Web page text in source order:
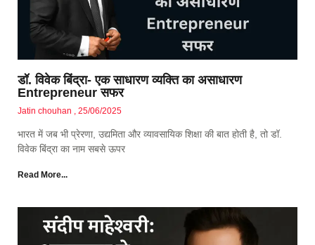
डॉ. विवेक बिंद्रा- एक साधारण व्यक्ति का असाधारण
Entrepreneur सफर
Jatin chouhan 25/06/2025
भारत में जब भी प्रेरणा, उद्यमिता और व्यावसायिक शिक्षा की बात होती है, तो डॉ.
विवेक बिंद्रा का नाम सबसे ऊपर
Read More...